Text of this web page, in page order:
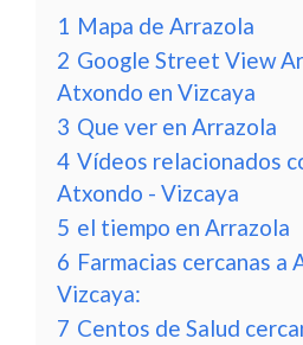
1 Mapa de Arrazola
2 Google Street View
Atxondo en Vizcaya
3 Que ver en Arrazola
4 Vídeos relacionados
Atxondo - Vizcaya
5 el tiempo en Arrazola
6 Farmacias cercanas a
Vizcaya:
7 Centos de Salud